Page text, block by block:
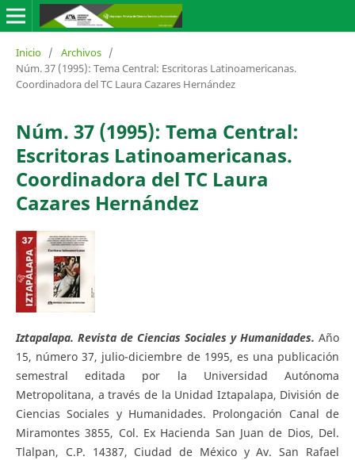
Inicio / Archivos /
Núm. 37 (1995): Tema Central: Escritoras Latinoamericanas.
Coordinadora del TC Laura Cazares Hernández
Núm. 37 (1995): Tema Central:
Escritoras Latinoamericanas.
Coordinadora del TC Laura
Cazares Hernández
Iztapalapa. Revista de Ciencias Sociales y Humanidades. Año
15, número 37, julio-diciembre de 1995, es una publicación
semestral editada por la Universidad Autónoma
Metropolitana, a través de la Unidad Iztapalapa, División de
Ciencias Sociales y Humanidades. Prolongación Canal de
Miramontes 3855, Col. Ex Hacienda San Juan de Dios, Del.
Tlalpan, C.P. 14387, Ciudad de México y Av. San Rafael